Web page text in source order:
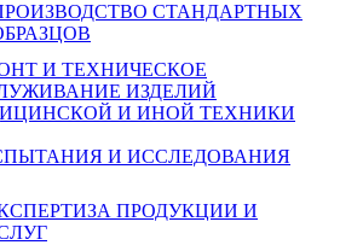
СТАНДАРТНЫХ
И ТЕХНИЧЕСКОЕ
ИЗДЕЛИЙ
И ИНОЙ ТЕХНИКИ
И ИССЛЕДОВАНИЯ
ПРОДУКЦИИ И